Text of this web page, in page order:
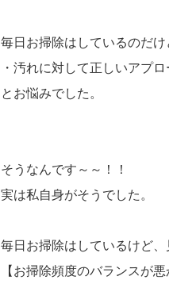
毎日お掃除はしているのだけ
・汚れに対して正しいアプ
とお悩みでした。
そうなんです～～！！
実は私自身がそうでした。
毎日お掃除はしているけど
【お掃除頻度のバランスが悪